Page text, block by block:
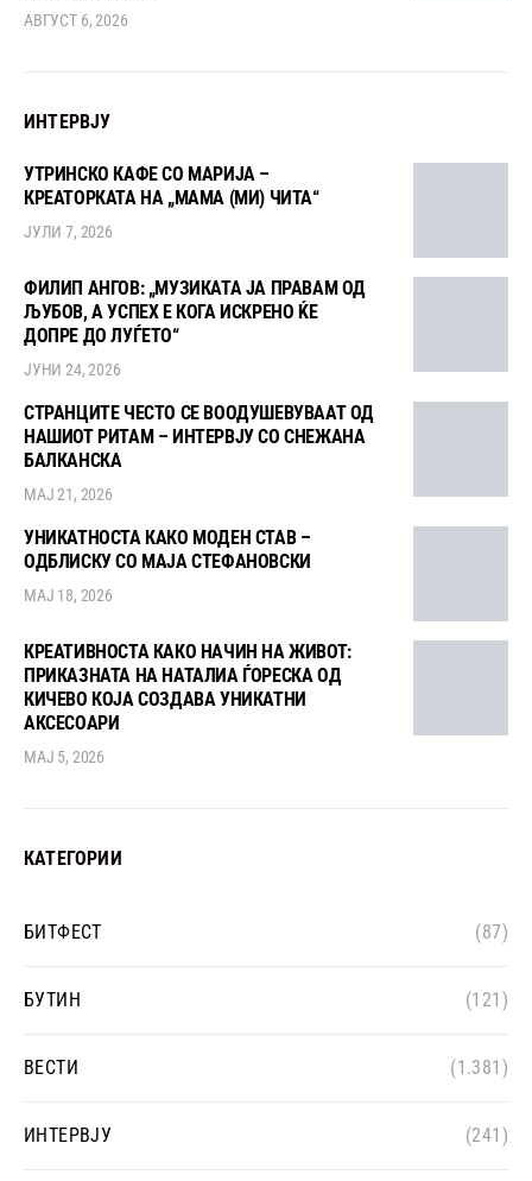
АВГУСТ 6, 2026
ИНТЕРВЈУ
УТРИНСКО КАФЕ СО МАРИЈА –
КРЕАТОРКАТА НА „МАМА (МИ) ЧИТА“
ЈУЛИ 7, 2026
ФИЛИП АНГОВ: „МУЗИКАТА ЈА ПРАВАМ ОД
ЉУБОВ, А УСПЕХ Е КОГА ИСКРЕНО ЌЕ
ДОПРЕ ДО ЛУЃЕТО“
ЈУНИ 24, 2026
СТРАНЦИТЕ ЧЕСТО СЕ ВООДУШЕВУВААТ ОД
НАШИОТ РИТАМ – ИНТЕРВЈУ СО СНЕЖАНА
БАЛКАНСКА
МАЈ 21, 2026
УНИКАТНОСТА КАКО МОДЕН СТАВ –
ОДБЛИСКУ СО МАЈА СТЕФАНОВСКИ
МАЈ 18, 2026
КРЕАТИВНОСТА КАКО НАЧИН НА ЖИВОТ:
ПРИКАЗНАТА НА НАТАЛИА ЃОРЕСКА ОД
КИЧЕВО КОЈА СОЗДАВА УНИКАТНИ
АКСЕСОАРИ
МАЈ 5, 2026
КАТЕГОРИИ
БИТФЕСТ (87)
БУТИН (121)
ВЕСТИ (1.381)
ИНТЕРВЈУ (241)